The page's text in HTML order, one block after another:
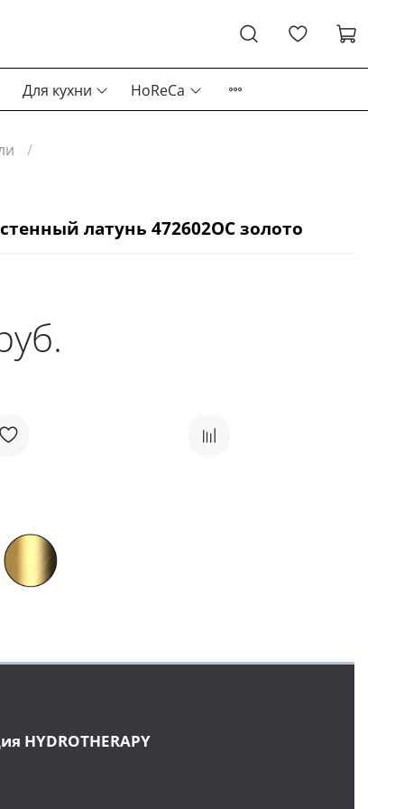
Для кухни HoReCa
латунь 472602OC золото
HYDROTHERAPY